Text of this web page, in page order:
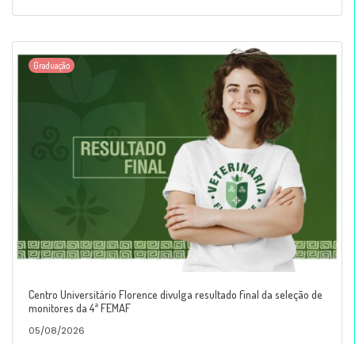
Graduação
Centro Universitário Florence divulga resultado final da seleção de
monitores da 4ª FEMAF
05/08/2026